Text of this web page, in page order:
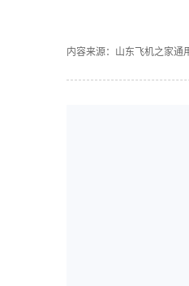
内容来源：山东飞机之家通